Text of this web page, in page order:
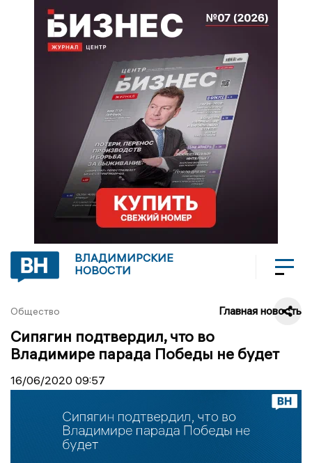
ВЛАДИМИРСКИЕ
НОВОСТИ
Общество Главная новость
Сипягин подтвердил, что во
Владимире парада Победы не будет
16/06/2020 09:57